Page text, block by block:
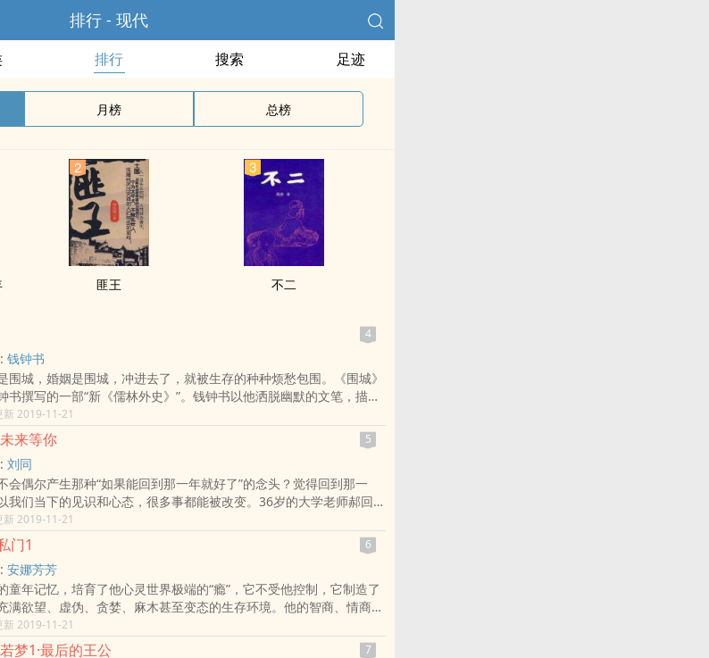
排行 - 现代
排行 搜索 足迹
月榜 总榜
匪王 不二
4
钱钟书
围城，婚姻是围城，冲进去了，就被生存的种种烦愁包围。《围城》
书撰写的一部“新《儒林外史》”。钱钟书以他洒脱幽默的文笔，描写
知识分子的生活百态。克莱登大学哲学博士方鸿渐留学回国了。他是
用的人，在欧洲四年，转了三个学校，改了几回专业，生活散漫，学
。因为父亲和老丈人都伸手向他要学位证书，没有办法、只好从爱尔
手中买了这么个子虚乌有大学的假博士学位。他绝不愿意做这事，可
尽晚辈的孝心，搞份假文凭也是心安理得，只要今后自己决不以此招
、他没有想到。老丈人已经将他的博士照片和游学履历大肆渲染地登
上了，方鸿渐一下船，来到这个阔别4年又毫无变化的故土，便先见
报纸，不由得面红耳赤，十分难堪。未婚妻和方鸿渐从未见过面，就
寰。他蒙岳父大人资助得以负笈欧洲，所以回国后，先看望了岳父岳
才回到家乡见爹娘。他刚进家门，小报记者便闻风而至，摄下了方博
革履的仪态，使他成了县里大名鼎鼎的人物，提亲者更是踏破门槛。
不喜欢这些土里土气又打扮时髦的女孩们，爱情在他心中仍一是一片
领域。春暖花开的时候，方鸿渐拜访了和自己一起留学归来的女博士
。在苏文纨家，他结识了苏的表妹唐晓芙。她是个天真、直爽的大学
新 2019-11-21
来等你 5
刘同
会偶尔产生那种“如果能回到那一年就好了”的念头？觉得回到那一
我们当下的见识和心态，很多事都能被改变。36岁的大学老师郝回归
尽如人意，一眼看得到终点。他很想回到自己的17岁，回到那个阳光
的时代，重新来过。一次偶然，他真的回去了。只不过，他并没有重
的机会。他依然36岁。他成了高三实习班主任。班级里，他遇见了
自己——一塌糊涂的刘大志。郝回归知道刘大志的未来，也知道他的
幸。他想改变他。然而，当36岁的世故遇见17岁的热血，一切远没
简单……如果有一天，你也遇见了从前或未来的自己，你会想什么？
信吗？你会对他说什么？
新 2019-11-21
门1 6
安娜芳芳
童年记忆，培育了他心灵世界极端的“瘾”，它不受他控制，它制造了
满欲望、虚伪、贪婪、麻木甚至变态的生存环境。他的智商、情商成
帮凶和保护伞，他家人离散、朋友反目；他濒临死亡、无限绝望；他
救、无法求救。他，深陷“‘瘾’私门”。年轻的80后海归心理学女研究生
新 2019-11-21
梦1·最后的王公 7